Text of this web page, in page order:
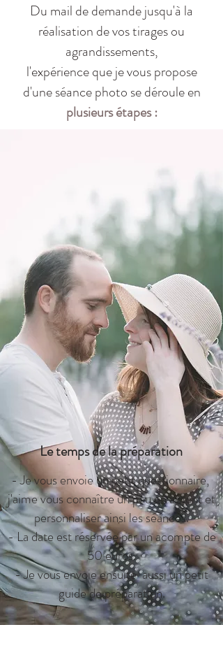
Du mail de demande jusqu'à la
réalisation de vos tirages ou
agrandissements,
l'expérience que je vous propose
d'une séance photo se déroule en
plusieurs étapes :
Le temps de la préparation
- Je vous envoie un petit questionnaire,
j'aime vous connaître un peu en amont et
personnaliser ainsi les séances.
- La date est réservée par un acompte de
50 euros.
- Je vous envoie ensuite aussi un petit
guide de préparation.